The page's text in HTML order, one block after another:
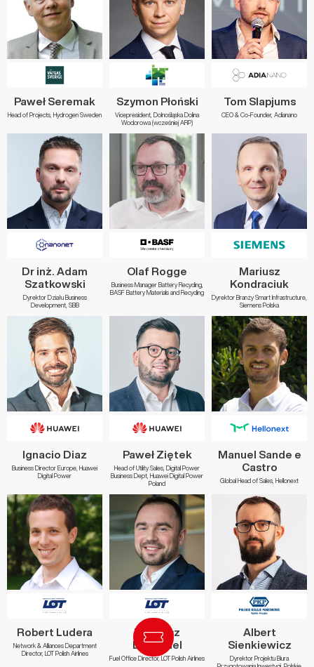
Paweł Seremak
Head of Projects, Hydrogen Sweden
Szymon Płoński
Vicepresident, Dolnośląska Dolina
Wodorowa (wcześniej ARP)
Tom Slapjums
CEO & Co-Founder, Adianano
Dr inż. Adam
Szatkowski
Dyrektor Działu Business
Development, SBB
Olaf Rogge
Business Manager Battery Recycling,
BASF Battery Materials and Recycling
Mariusz
Kondraciuk
Dyrektor Branży Smart Infrastructure,
Siemens Polska
Ignacio Diaz
Business Director Europe, Huawei
Digital Power
Paweł Ziętek
Head of Utility Sales, Digital Power
Business Dept, Huawei Digital Power
Poland
Manuel Sande e
Castro
Global Head of Sales, Hellonext
Robert Ludera
Network & Alliances Department
Director, LOT Polish Airlines
Mateusz
Dziudziel
Fuel Office Director, LOT Polish Airlines
Albert
Sienkiewicz
Dyrektor Projektu Biura